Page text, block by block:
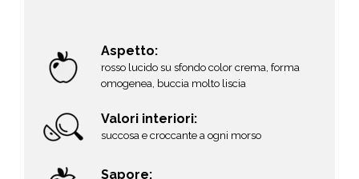
Aspetto:
rosso lucido su sfondo color crema, forma
omogenea, buccia molto liscia
Valori interiori:
succosa e croccante a ogni morso
Sapore: